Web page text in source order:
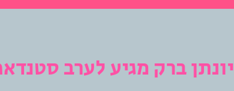
יונתן ברק מגיע לערב